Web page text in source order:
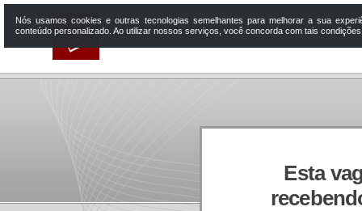
Esta
Nós usamos cookies e outras tecnologias semelhantes para melhorar a sua
conteúdo personalizado. Ao utilizar nossos serviços, você concorda com tais